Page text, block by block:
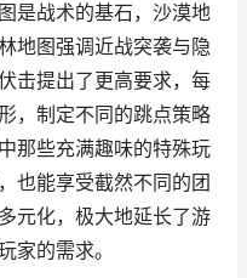
是战术的基石，沙漠地
地图强调近战突袭与隐
击提出了更高要求，每
，制定不同的跳点策略
那些充满趣味的特殊玩
也能享受截然不同的团
元化，极大地延长了游
家的需求。